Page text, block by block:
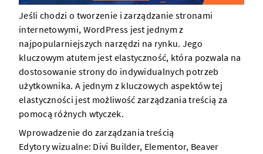
Jeśli chodzi o tworzenie i zarządzanie stronami
internetowymi, WordPress jest jednym z
najpopularniejszych narzędzi na rynku. Jego
kluczowym atutem jest elastyczność, która pozwala na
dostosowanie strony do indywidualnych potrzeb
użytkownika. A jednym z kluczowych aspektów tej
elastyczności jest możliwość zarządzania treścią za
pomocą różnych wtyczek.
Wprowadzenie do zarządzania treścią
Edytory wizualne: Divi Builder, Elementor, Beaver